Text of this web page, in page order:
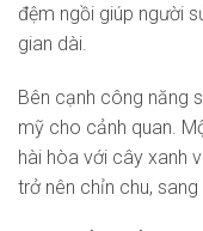
đệm ngồi giúp người
gian dài.
Bên cạnh công năng
mỹ cho cảnh quan.
hài hòa với cây xanh
trở nên chỉn chu, sang